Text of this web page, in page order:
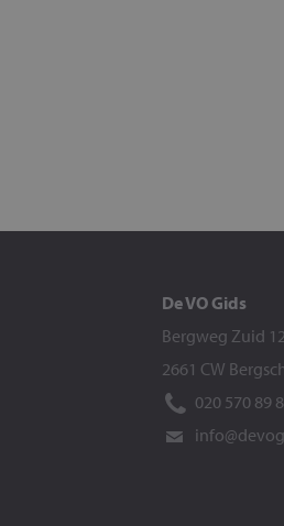
De VO Gids
Bergweg Zuid
2661 CW
020 570 89